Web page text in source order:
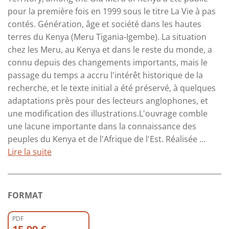
pour la première fois en 1999 sous le titre La Vie à pas
contés. Génération, âge et société dans les hautes
terres du Kenya (Meru Tigania-Igembe). La situation
chez les Meru, au Kenya et dans le reste du monde, a
connu depuis des changements importants, mais le
passage du temps a accru l'intérêt historique de la
recherche, et le texte initial a été préservé, à quelques
adaptations près pour des lecteurs anglophones, et
une modification des illustrations.L'ouvrage comble
une lacune importante dans la connaissance des
peuples du Kenya et de l'Afrique de l'Est. Réalisée ...
Lire la suite
FORMAT
PDF